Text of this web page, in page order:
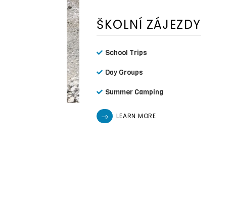
ŠKOLNÍ ZÁJEZDY
School Trips
Day Groups
Summer Camping
LEARN MORE